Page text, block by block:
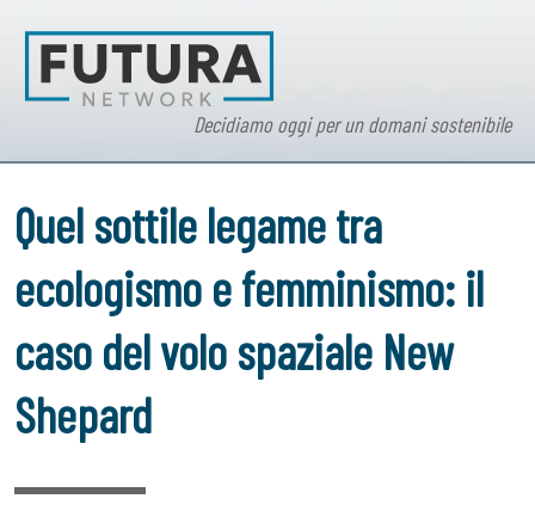
Decidiamo oggi per un domani sostenibile
Quel sottile legame tra
ecologismo e femminismo: il
caso del volo spaziale New
Shepard